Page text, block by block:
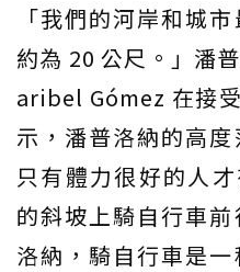
「我們的河岸和城
約為 20 公尺。」潘
aribel Gómez 在接
示，潘普洛納的高度
只有體力很好的人
的斜坡上騎自行車
洛納，騎自行車是